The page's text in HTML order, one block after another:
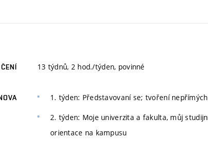
13 týdnů, 2 hod./týden, povinné
1. týden: Představovaní se; tvoření
2. týden: Moje univerzita a fakulta, můj
orientace na kampusu